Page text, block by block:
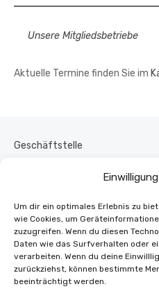
Um dir ein optimales Erlebnis zu
wie Cookies, um
zuzugreifen. Wenn du diesen
Daten wie das Surfverhalten oder
verarbeiten. Wenn du deine
zurückziehst, können bestimmte
beeinträchtigt werden.
Unsere Mitgliedsbetriebe
Aktuelle Termine finden Sie im
Geschäftstelle
Vorstand
Impressum
Cookie-Richtlinie (EU)